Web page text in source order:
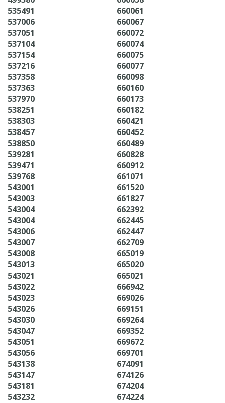
535491
537006
537051
537104
537154
537216
537358
537363
537970
538251
538303
538457
538850
539281
539471
539768
543001
543003
543004
543004
543006
543007
543008
543013
543021
543022
543023
543026
543030
543047
543051
543056
543138
543147
543181
543232
660061
660067
660072
660074
660075
660077
660098
660160
660173
660182
660421
660452
660489
660828
660912
661071
661520
661827
662392
662445
662447
662709
665019
665020
665021
666942
669026
669151
669264
669352
669672
669701
674091
674126
674204
674224